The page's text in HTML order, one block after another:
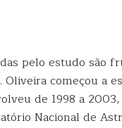
pelo estudo são
começou a
de 1998 a
Nacional de